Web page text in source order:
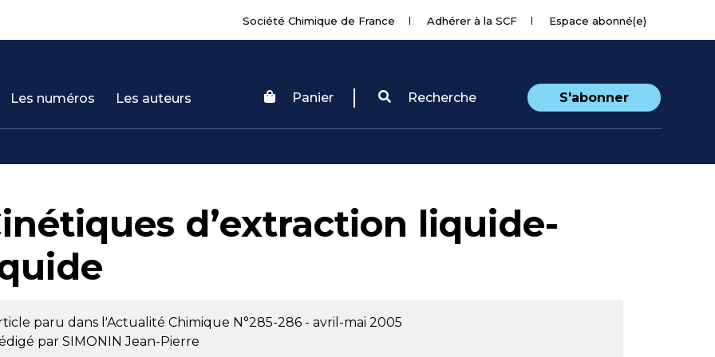
Société Chimique de France Adhérer à la SCF Espace abonné(e)
Les numéros Les auteurs Panier Recherche S'abonner
d’extraction liquide-
paru dans l'Actualité Chimique N°285-286 - avril-mai 2005
par SIMONIN Jean-Pierre